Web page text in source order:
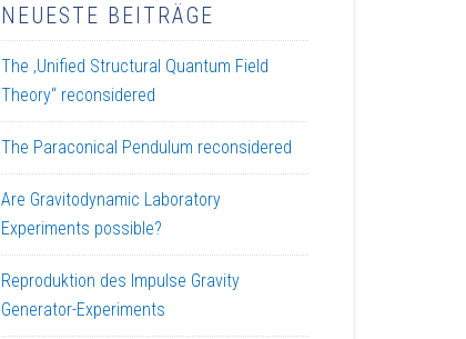
NEUESTE BEITRÄGE
The ‚Unified Structural Quantum Field
Theory“ reconsidered
The Paraconical Pendulum reconsidered
Are Gravitodynamic Laboratory
Experiments possible?
Reproduktion des Impulse Gravity
Generator-Experiments